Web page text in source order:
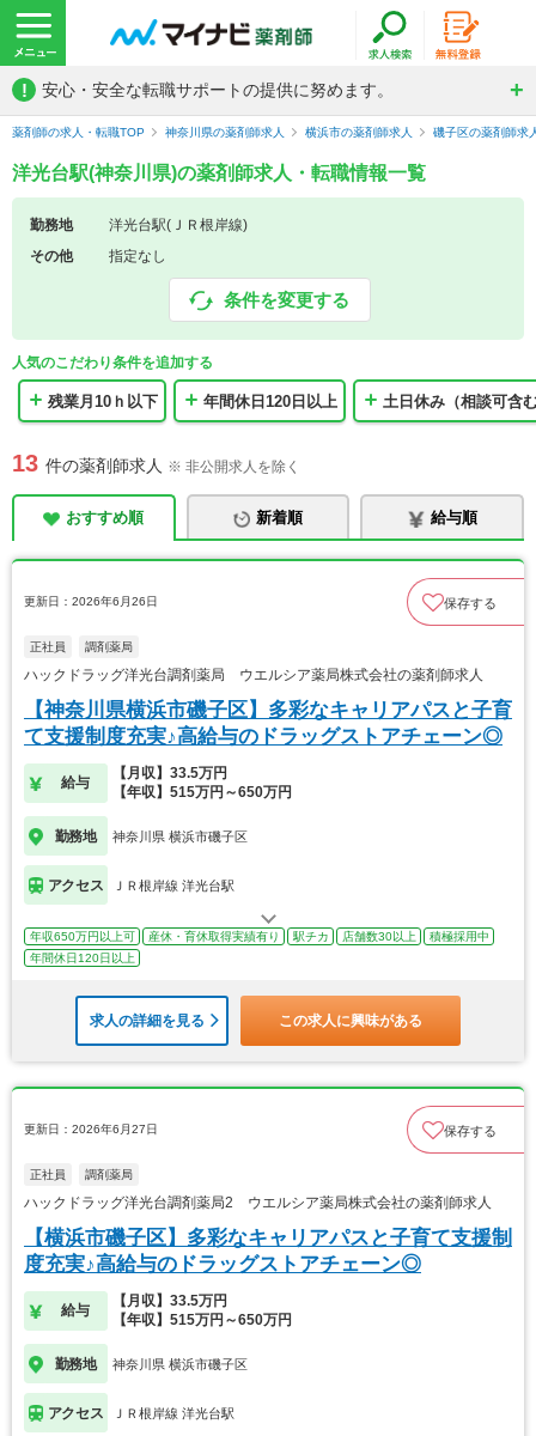
! 安心・安全な転職サポートの提供に努めます。
薬剤師の求人・転職TOP 神奈川県の薬剤師求人 横浜市の薬剤師求人 磯子区の薬剤師求
洋光台駅(神奈川県)の薬剤師求人・転職情報一覧
勤務地
洋光台駅(ＪＲ根岸線)
その他
指定なし
条件を変更する
人気のこだわり条件を追加する
残業月10ｈ以下 年間休日120日以上 土日休み（相談可含
13 件の薬剤師求人 ※ 非公開求人を除く
おすすめ順 新着順 給与順
更新日：2026年6月26日 保存する
正社員 調剤薬局
ハックドラッグ洋光台調剤薬局 ウエルシア薬局株式会社の薬剤師求人
【神奈川県横浜市磯子区】多彩なキャリアパスと子育
て支援制度充実♪高給与のドラッグストアチェーン◎
給与
【月収】33.5万円
【年収】515万円～650万円
勤務地 神奈川県 横浜市磯子区
アクセス ＪＲ根岸線 洋光台駅
年収650万円以上可 産休・育休取得実績有り 駅チカ 店舗数30以上
積極採用中
年間休日120日以上
求人の詳細を見る この求人に興味がある
更新日：2026年6月27日 保存する
正社員 調剤薬局
ハックドラッグ洋光台調剤薬局2 ウエルシア薬局株式会社の薬剤師求人
【横浜市磯子区】多彩なキャリアパスと子育て支援制
度充実♪高給与のドラッグストアチェーン◎
給与
【月収】33.5万円
【年収】515万円～650万円
勤務地 神奈川県 横浜市磯子区
アクセス ＪＲ根岸線 洋光台駅